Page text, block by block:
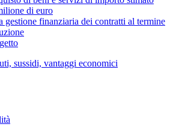
di euro
gestione finanziaria dei contratti al termine
sussidi, vantaggi economici